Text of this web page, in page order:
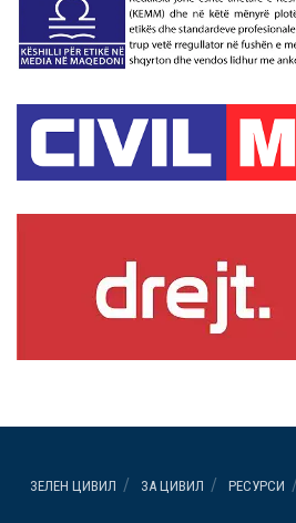
ЗЕЛЕН ЦИВИЛ ЗА ЦИВИЛ РЕСУРСИ